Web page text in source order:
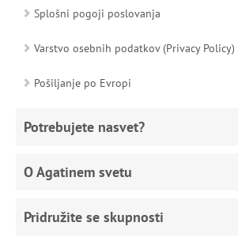
Splošni pogoji poslovanja
Varstvo osebnih podatkov (Privacy Policy)
Pošiljanje po Evropi
Potrebujete nasvet?
O Agatinem svetu
Pridružite se skupnosti